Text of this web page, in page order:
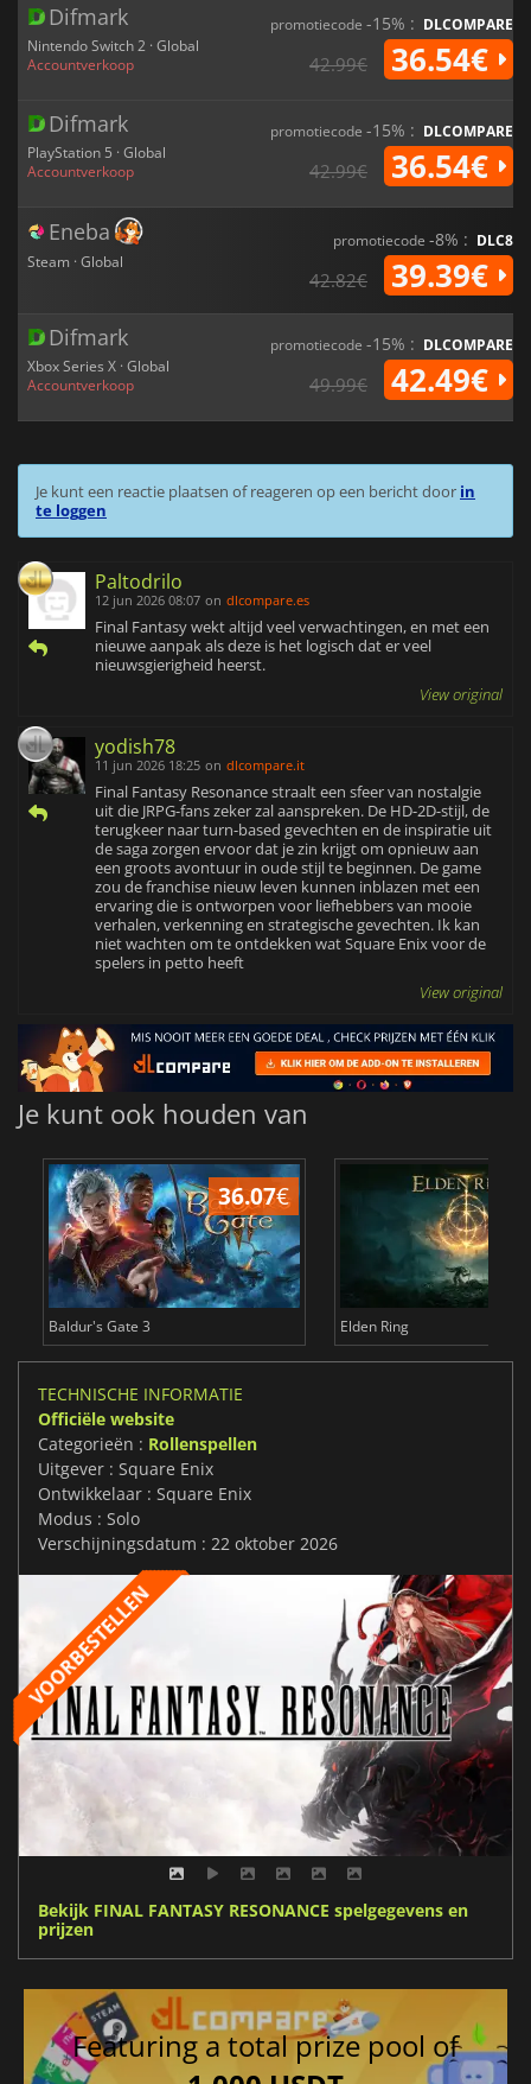
Difmark
Nintendo Switch 2 · Global
Accountverkoop
promotiecode -15% : DLCOMPARE
42.99€ 36.54€
Difmark
PlayStation 5 · Global
Accountverkoop
promotiecode -15% : DLCOMPARE
42.99€ 36.54€
Eneba
Steam · Global
promotiecode -8% : DLC8
42.82€ 39.39€
Difmark
Xbox Series X · Global
Accountverkoop
promotiecode -15% : DLCOMPARE
49.99€ 42.49€
Je kunt een reactie plaatsen of reageren op een bericht door in
te loggen
Paltodrilo
12 jun 2026 08:07 on dlcompare.es
Final Fantasy wekt altijd veel verwachtingen, en met een
nieuwe aanpak als deze is het logisch dat er veel
nieuwsgierigheid heerst.
View original
yodish78
11 jun 2026 18:25 on dlcompare.it
Final Fantasy Resonance straalt een sfeer van nostalgie
uit die JRPG-fans zeker zal aanspreken. De HD-2D-stijl, de
terugkeer naar turn-based gevechten en de inspiratie uit
de saga zorgen ervoor dat je zin krijgt om opnieuw aan
een groots avontuur in oude stijl te beginnen. De game
zou de franchise nieuw leven kunnen inblazen met een
ervaring die is ontworpen voor liefhebbers van mooie
verhalen, verkenning en strategische gevechten. Ik kan
niet wachten om te ontdekken wat Square Enix voor de
spelers in petto heeft
View original
Je kunt ook houden van
36.07€
Baldur's Gate 3 Elden Ring
TECHNISCHE INFORMATIE
Officiële website
Categorieën : Rollenspellen
Uitgever : Square Enix
Ontwikkelaar : Square Enix
Modus : Solo
Verschijningsdatum : 22 oktober 2026
Bekijk FINAL FANTASY RESONANCE spelgegevens en
prijzen
Featuring a total prize pool of